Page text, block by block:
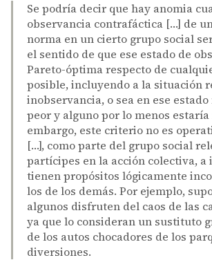
Se podría decir que hay anomia
observancia contrafáctica […] de
norma en un cierto grupo social
el sentido de que ese estado de
Pareto-óptima respecto de
posible, incluyendo a la situación
inobservancia, o sea en ese
peor y alguno por lo menos
embargo, este criterio no es
[…], como parte del grupo social
partícipes en la acción colectiva, a
tienen propósitos lógicamente
los de los demás. Por ejemplo,
algunos disfruten del caos de las
ya que lo consideran un sustituto
de los autos chocadores de los
diversiones.